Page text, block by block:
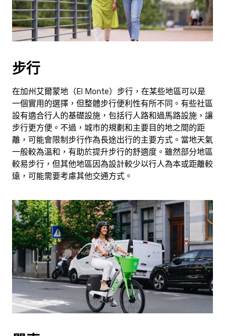
和
選
擇
日
按
Esc
按
鈕
即
可
關
閉
日
步行
在加州艾爾蒙地（El Monte）步行，在某些地區可以是
一個實用的選擇，但整體步行便利性有所不同。有些社區
設有適合行人的基礎設施，包括行人路和過馬路設施，讓
步行更方便。不過，城市的規劃和主要目的地之間的距
離，可能會限制步行作為長途出行的主要方式。當地天氣
一般較為溫和，有助於提升步行的舒適度。雖然部分地區
較易步行，但其他地區因為設計較少以行人為本或距離較
遠，可能需要考慮其他交通方式。